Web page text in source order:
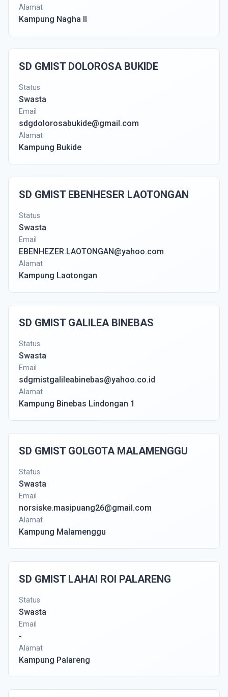
Alamat
Kampung Nagha II
SD GMIST DOLOROSA BUKIDE
Status
Swasta
Email
sdgdolorosabukide@gmail.com
Alamat
Kampung Bukide
SD GMIST EBENHESER LAOTONGAN
Status
Swasta
Email
EBENHEZER.LAOTONGAN@yahoo.com
Alamat
Kampung Laotongan
SD GMIST GALILEA BINEBAS
Status
Swasta
Email
sdgmistgalileabinebas@yahoo.co.id
Alamat
Kampung Binebas Lindongan 1
SD GMIST GOLGOTA MALAMENGGU
Status
Swasta
Email
norsiske.masipuang26@gmail.com
Alamat
Kampung Malamenggu
SD GMIST LAHAI ROI PALARENG
Status
Swasta
Email
-
Alamat
Kampung Palareng